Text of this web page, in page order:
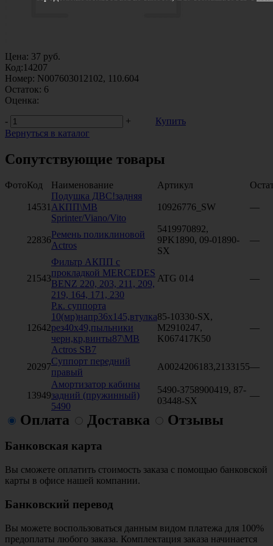
Цена: 37 руб.
Код:14207
Номер: N007603012102, 110.604
Остаток: 6
Оценка:
-
+
Купить
Вернуться в каталог
Сопутствующие товары
ФотоКод Наименование Артикул
14531
Подушка ДВС!задняя
АКПП\MB
Sprinter/Viano/Vito
10926776_SW —
22836
Ремень поликлиновой
Actros
5419970892,
9PK1890, 09-01890-
SX
—
21543
Фильтр АКПП с
прокладкой MERCEDES
BENZ 220, 203, 211, 209,
219, 164, 171, 230
ATG 014 —
12642
Р.к. суппорта
10(мр)напр36x145,втулка
рез40x49,пыльники
черн,кр,винты87\MB
Actros SB7
85-10330-SX,
M2910247,
K067417K50
—
20297
Суппорт передний
правый
A0024206183,2133155—
13949
Амортизатор кабины
задний (пружинный)
5490
5490-3758900419, 87-
03448-SX
—
Оплата Доставка Отзывы
Банковская карта
Вы сможете оплатить стоимость заказа с помощью банковской
карты в офисе нашей компании.
Банковский перевод
Вы можете воспользоваться данным видом платежа для 100%
предоплаты любого заказа. Комплектация заказа начинается